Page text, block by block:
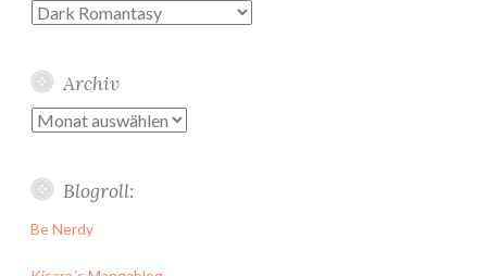
Kategorien
Archiv
Archiv
Blogroll:
Be Nerdy